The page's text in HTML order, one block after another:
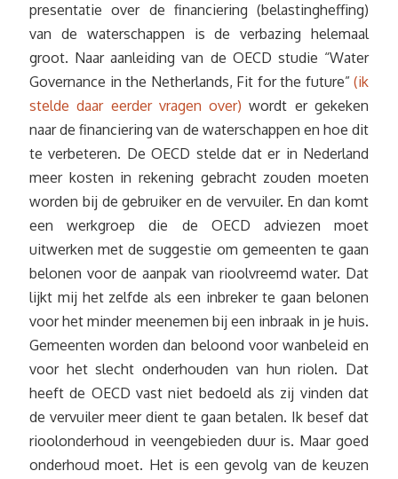
presentatie over de financiering (belastingheffing)
van de waterschappen is de verbazing helemaal
groot. Naar aanleiding van de OECD studie “Water
Governance in the Netherlands, Fit for the future” (ik
stelde daar eerder vragen over) wordt er gekeken
naar de financiering van de waterschappen en hoe dit
te verbeteren. De OECD stelde dat er in Nederland
meer kosten in rekening gebracht zouden moeten
worden bij de gebruiker en de vervuiler. En dan komt
een werkgroep die de OECD adviezen moet
uitwerken met de suggestie om gemeenten te gaan
belonen voor de aanpak van rioolvreemd water. Dat
lijkt mij het zelfde als een inbreker te gaan belonen
voor het minder meenemen bij een inbraak in je huis.
Gemeenten worden dan beloond voor wanbeleid en
voor het slecht onderhouden van hun riolen. Dat
heeft de OECD vast niet bedoeld als zij vinden dat
de vervuiler meer dient te gaan betalen. Ik besef dat
rioolonderhoud in veengebieden duur is. Maar goed
onderhoud moet. Het is een gevolg van de keuzen